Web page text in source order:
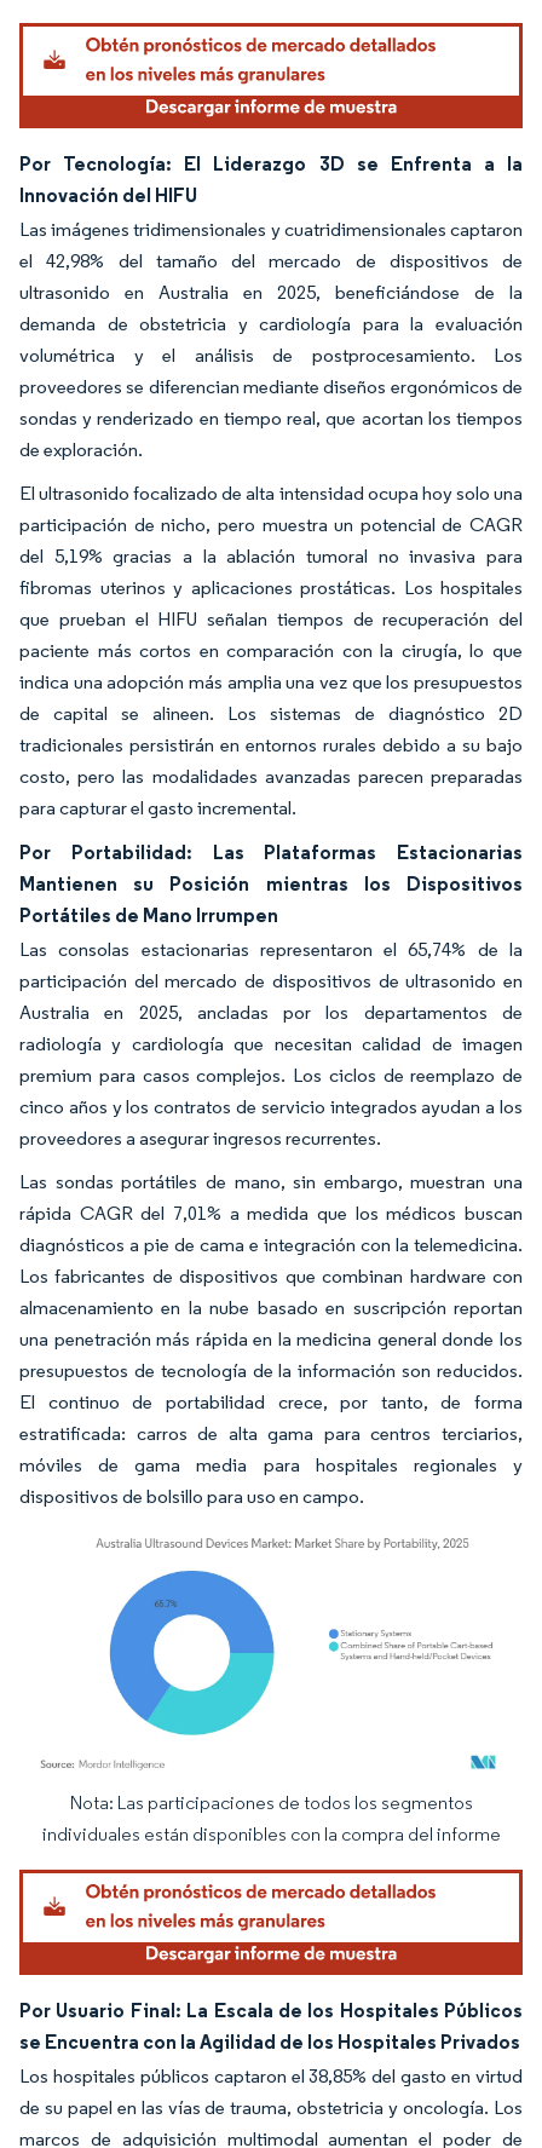
Por Tecnología: El Liderazgo 3D se Enfrenta a la
Innovación del HIFU
Las imágenes tridimensionales y cuatridimensionales captaron
el 42,98% del tamaño del mercado de dispositivos de
ultrasonido en Australia en 2025, beneficiándose de la
demanda de obstetricia y cardiología para la evaluación
volumétrica y el análisis de postprocesamiento. Los
proveedores se diferencian mediante diseños ergonómicos de
sondas y renderizado en tiempo real, que acortan los tiempos
de exploración.
El ultrasonido focalizado de alta intensidad ocupa hoy solo una
participación de nicho, pero muestra un potencial de CAGR
del 5,19% gracias a la ablación tumoral no invasiva para
fibromas uterinos y aplicaciones prostáticas. Los hospitales
que prueban el HIFU señalan tiempos de recuperación del
paciente más cortos en comparación con la cirugía, lo que
indica una adopción más amplia una vez que los presupuestos
de capital se alineen. Los sistemas de diagnóstico 2D
tradicionales persistirán en entornos rurales debido a su bajo
costo, pero las modalidades avanzadas parecen preparadas
para capturar el gasto incremental.
Por Portabilidad: Las Plataformas Estacionarias
Mantienen su Posición mientras los Dispositivos
Portátiles de Mano Irrumpen
Las consolas estacionarias representaron el 65,74% de la
participación del mercado de dispositivos de ultrasonido en
Australia en 2025, ancladas por los departamentos de
radiología y cardiología que necesitan calidad de imagen
premium para casos complejos. Los ciclos de reemplazo de
cinco años y los contratos de servicio integrados ayudan a los
proveedores a asegurar ingresos recurrentes.
Las sondas portátiles de mano, sin embargo, muestran una
rápida CAGR del 7,01% a medida que los médicos buscan
diagnósticos a pie de cama e integración con la telemedicina.
Los fabricantes de dispositivos que combinan hardware con
almacenamiento en la nube basado en suscripción reportan
una penetración más rápida en la medicina general donde los
presupuestos de tecnología de la información son reducidos.
El continuo de portabilidad crece, por tanto, de forma
estratificada: carros de alta gama para centros terciarios,
móviles de gama media para hospitales regionales y
dispositivos de bolsillo para uso en campo.
Imagen © Mordor Intelligence. El uso requiere atribución según CC BY 4.0.
Nota: Las participaciones de todos los segmentos
individuales están disponibles con la compra del informe
Por Usuario Final: La Escala de los Hospitales Públicos
se Encuentra con la Agilidad de los Hospitales Privados
Los hospitales públicos captaron el 38,85% del gasto en virtud
de su papel en las vías de trauma, obstetricia y oncología. Los
marcos de adquisición multimodal aumentan el poder de